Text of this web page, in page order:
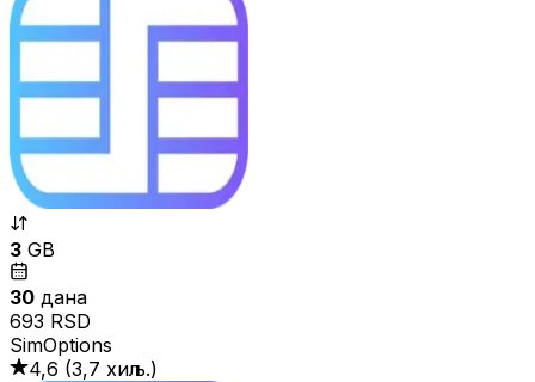
3 GB
30 дана
693 RSD
SimOptions
4,6 (3,7 хиљ.)